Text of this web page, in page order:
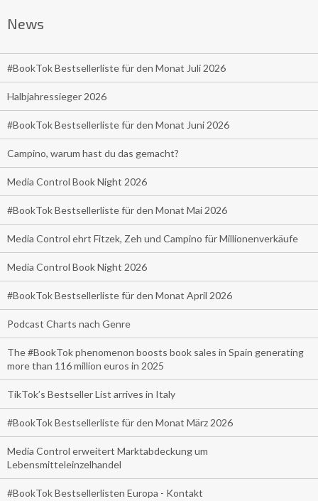
News
#BookTok Bestsellerliste für den Monat Juli 2026
Halbjahressieger 2026
#BookTok Bestsellerliste für den Monat Juni 2026
Campino, warum hast du das gemacht?
Media Control Book Night 2026
#BookTok Bestsellerliste für den Monat Mai 2026
Media Control ehrt Fitzek, Zeh und Campino für Millionenverkäufe
Media Control Book Night 2026
#BookTok Bestsellerliste für den Monat April 2026
Podcast Charts nach Genre
The #BookTok phenomenon boosts book sales in Spain generating
more than 116 million euros in 2025
TikTok’s Bestseller List arrives in Italy
#BookTok Bestsellerliste für den Monat März 2026
Media Control erweitert Marktabdeckung um
Lebensmitteleinzelhandel
#BookTok Bestsellerlisten Europa - Kontakt